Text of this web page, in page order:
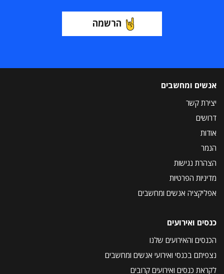
הרשמה
אנשים ומחשבים
יצירת קשר
דרושים
אודות
הנמר
הצהרת נגישות
מדיניות הפרטיות
אפליקציה אנשים ומחשבים
כנסים ואירועים
הכנסים והאירועים שלנו
נצפיתם בכנסי ואירועי אנשים ומחשבים
לקראת כנסים ואירועים קרובים